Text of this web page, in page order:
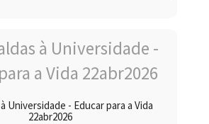
Universidade - Educar para a Vida
22abr2026